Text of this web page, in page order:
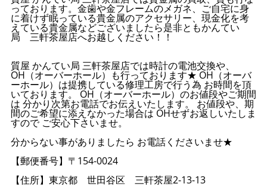
っております。金歯や金フレームのメガネ、ご自宅に身
に着けず眠っている貴金属のアクセサリー、現金化を考
えている貴金属などございましたら是非ともかんてい
局 三軒茶屋店へお越しください！！
質屋 かんてい局 三軒茶屋店では時計の電池交換や、
OH（オーバーホール）も行っております★ OH（オーバ
ーホール）は提携している修理工房で行う為 お時間を頂
いております。 OH（オーバーホール）のお値段やご期間
は 分かり次第お電話でお伝えいたします。 お値段や、期
間のご希望に添えなかった場合は OHせずお返しいたしま
すので ご安心下さいませ。
分からない事がありましたら お電話くださいませ★
【郵便番号】〒154-0024
【住所】東京都 世田谷区 三軒茶屋2-13-13